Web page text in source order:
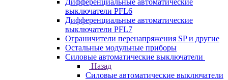
Дифференциальные автоматические
выключатели PFL6
Дифференциальные автоматические
выключатели PFL7
Ограничители перенапряжения SP и другие
Остальные модульные приборы
Силовые автоматические выключатели
Назад
Силовые автоматические выключатели